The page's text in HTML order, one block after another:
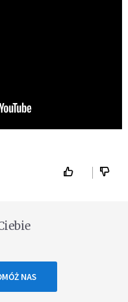
NAS